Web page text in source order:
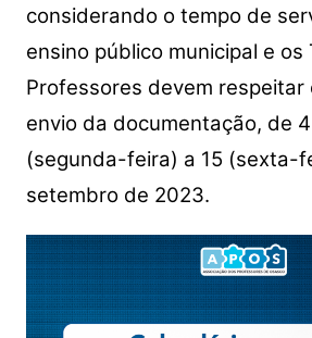
considerando o tempo de
ensino público municipal e os
Professores devem respeitar
envio da documentação, de
(segunda-feira) a 15 (sexta-
setembro de 2023.